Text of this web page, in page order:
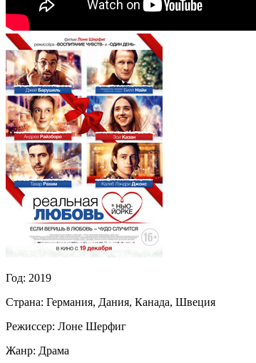
Год: 2019
Страна: Германия, Дания, Канада, Швеция
Режиссер: Лоне Шерфиг
Жанр: Драма